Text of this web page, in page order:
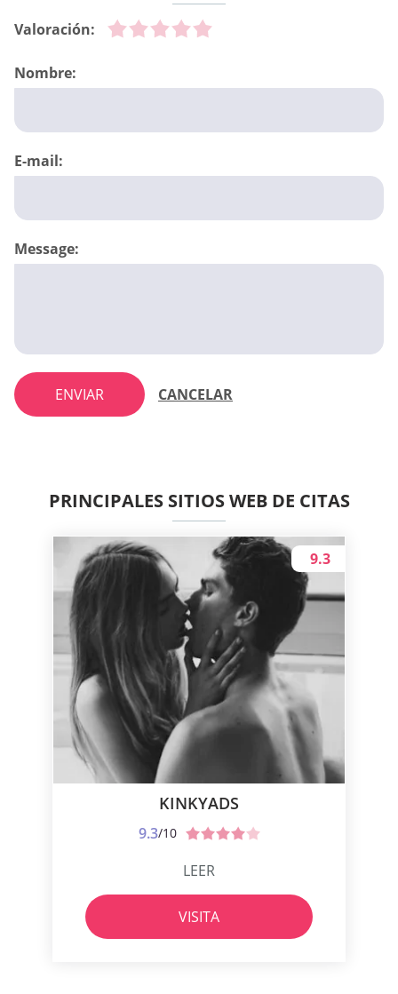
Valoración:
Nombre:
E-mail:
Message:
ENVIAR CANCELAR
PRINCIPALES SITIOS WEB DE CITAS
KINKYADS
9.3/10
9.3
LEER
VISITA